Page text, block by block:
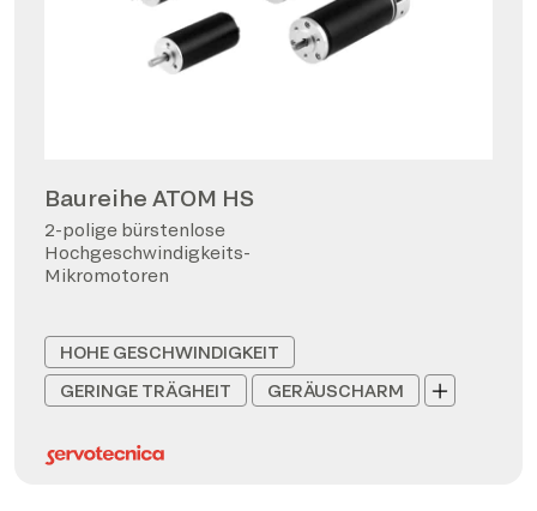
Baureihe ATOM HS
2-polige bürstenlose
Hochgeschwindigkeits-
Mikromotoren
HOHE GESCHWINDIGKEIT
GERINGE TRÄGHEIT
GERÄUSCHARM